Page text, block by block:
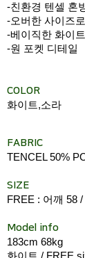
-친환경 텐셀 혼
-오버한 사이즈
-베이직한 화이
-원 포켓 디테일
COLOR
화이트,소라
FABRIC
TENCEL 50%
SIZE
FREE : 어깨 58
Model info
183cm 68kg
화이트 / FREE